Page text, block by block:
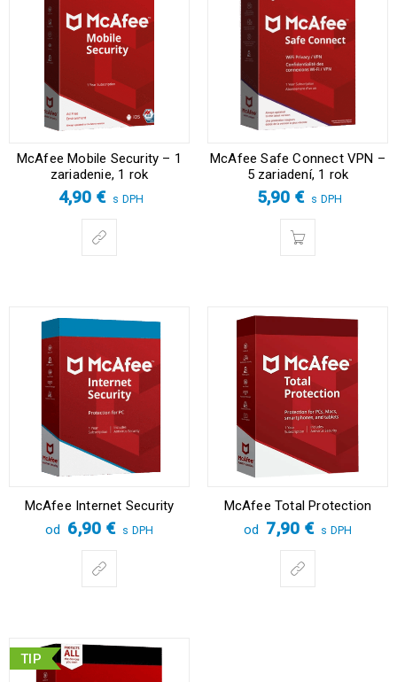
McAfee Mobile Security – 1
zariadenie, 1 rok
4,90 € s DPH
McAfee Safe Connect VPN –
5 zariadení, 1 rok
5,90 € s DPH
McAfee Internet Security
od 6,90 € s DPH
McAfee Total Protection
od 7,90 € s DPH
TIP